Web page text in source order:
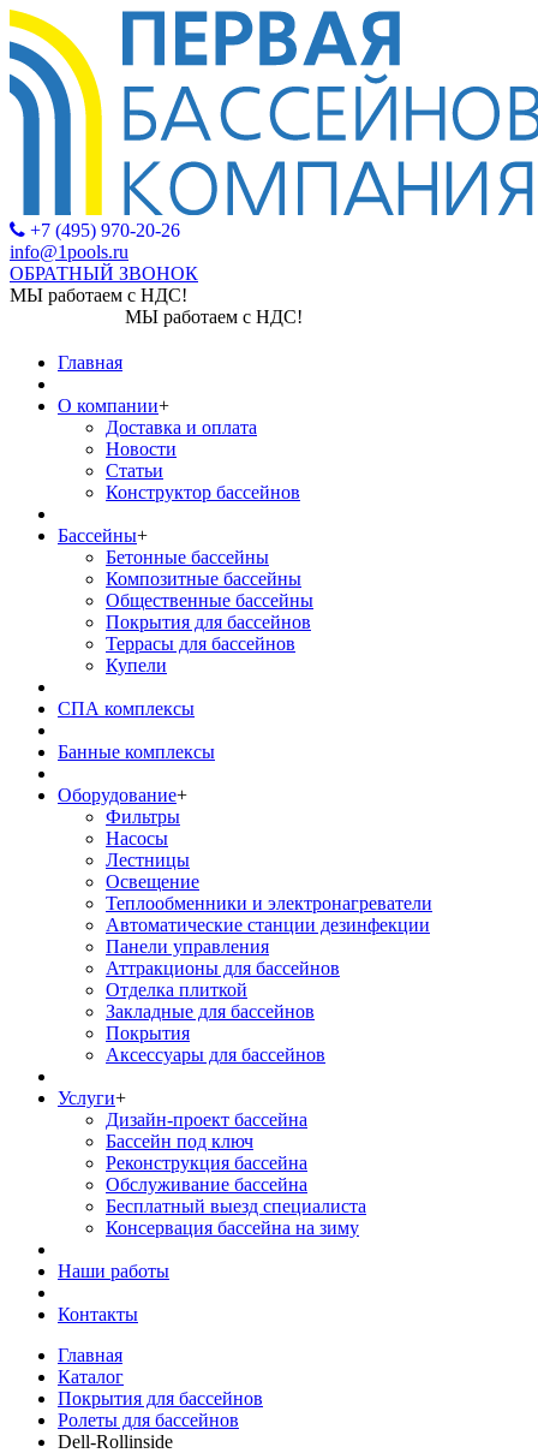
+7 (495) 970-20-26
info@1pools.ru
ОБРАТНЫЙ ЗВОНОК
МЫ работаем с НДС!
МЫ работаем с НДС!
Главная
О компании+
Доставка и оплата
Новости
Статьи
Конструктор бассейнов
Бассейны+
Бетонные бассейны
Композитные бассейны
Общественные бассейны
Покрытия для бассейнов
Террасы для бассейнов
Купели
СПА комплексы
Банные комплексы
Оборудование+
Фильтры
Насосы
Лестницы
Освещение
Теплообменники и электронагреватели
Автоматические станции дезинфекции
Панели управления
Аттракционы для бассейнов
Отделка плиткой
Закладные для бассейнов
Покрытия
Аксессуары для бассейнов
Услуги+
Дизайн-проект бассейна
Бассейн под ключ
Реконструкция бассейна
Обслуживание бассейна
Бесплатный выезд специалиста
Консервация бассейна на зиму
Наши работы
Контакты
Главная
Каталог
Покрытия для бассейнов
Ролеты для бассейнов
Dell-Rollinside